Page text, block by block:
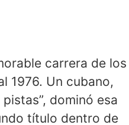
carrera de los
1976. Un cubano,
dominó esa
título dentro de